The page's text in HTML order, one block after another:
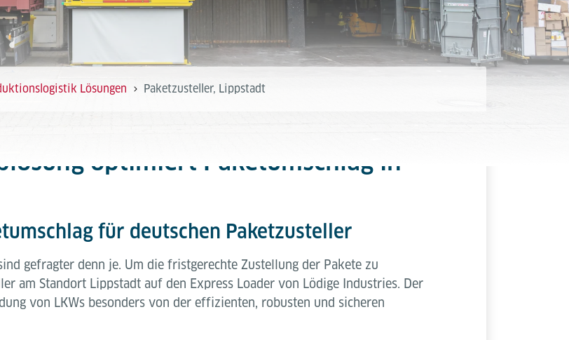
Lösungen Paketzusteller, Lippstadt
optimiert Paketumschlag in
für deutschen Paketzusteller
gefragter denn je. Um die fristgerechte Zustellung der Pakete zu
am Standort Lippstadt auf den Express Loader von Lödige Industries. Der
von LKWs besonders von der effizienten, robusten und sicheren